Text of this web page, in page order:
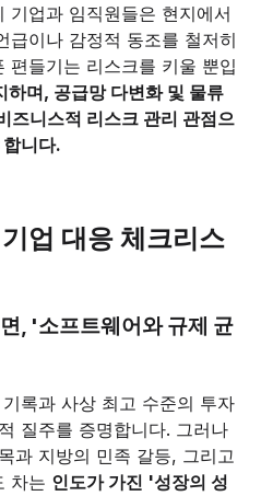
기업과 임직원들은 현지에서
급이나 감정적 동조를 철저히
편들기는 리스크를 키울 뿐입
하며, 공급망 다변화 및 물류
즈니스적 리스크 관리 관점으
니다.
업 대응 체크리스
, '소프트웨어와 규제 균
록과 사상 최고 수준의 투자
질주를 증명합니다. 그러나
과 지방의 민족 갈등, 그리고
차는 인도가 가진 '성장의 성